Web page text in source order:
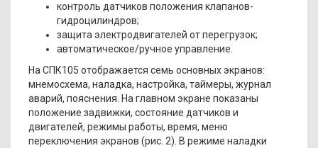
контроль датчиков положения клапанов-
гидроцилиндров;
защита электродвигателей от перегрузок;
автоматическое/ручное управление.
На СПК105 отображается семь основных экранов:
мнемосхема, наладка, настройка, таймеры, журнал
аварий, пояснения. На главном экране показаны
положение задвижки, состояние датчиков и
двигателей, режимы работы, время, меню
переключения экранов (рис. 2). В режиме наладки